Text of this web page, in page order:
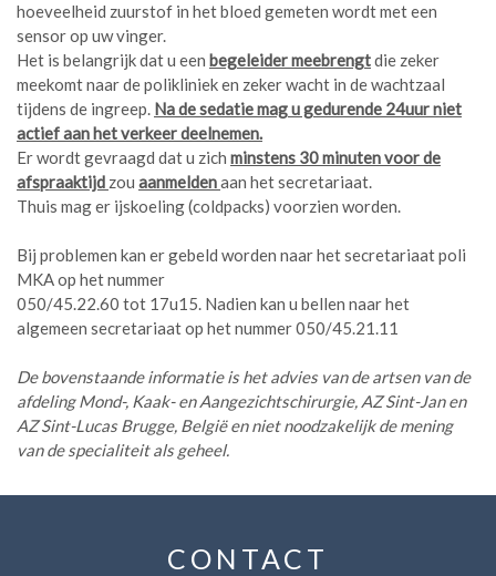
hoeveelheid zuurstof in het bloed gemeten wordt met een
sensor op uw vinger.
Het is belangrijk dat u een begeleider meebrengtdie zeker
meekomt naar de polikliniek en zeker wacht in de wachtzaal
tijdens de ingreep. Na de sedatie mag u gedurende 24uur niet
actief aan het verkeer deelnemen.
Er wordt gevraagd dat u zich minstens 30 minuten voor de
afspraaktijd zou aanmeldenaan het secretariaat.
Thuis mag er ijskoeling (coldpacks) voorzien worden.
Bij problemen kan er gebeld worden naar het secretariaat poli
MKA op het nummer
050/45.22.60 tot 17u15. Nadien kan u bellen naar het
algemeen secretariaat op het nummer 050/45.21.11
De bovenstaande informatie is het advies van de artsen van de
afdeling Mond-, Kaak- en Aangezichtschirurgie, AZ Sint-Jan en
AZ Sint-Lucas Brugge, België en niet noodzakelijk de mening
van de specialiteit als geheel.
CONTACT